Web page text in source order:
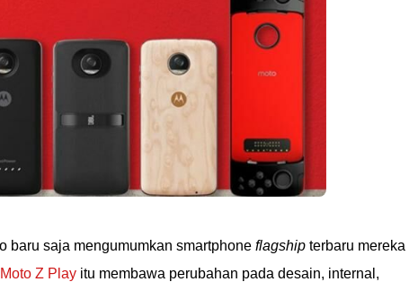
baru saja mengumumkan smartphone flagship terbaru mereka
Moto Z Play itu membawa perubahan pada desain, internal,